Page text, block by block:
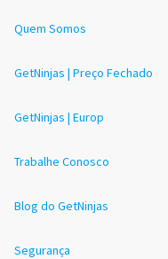
Quem Somos
GetNinjas | Preço Fechado
GetNinjas | Europ
Trabalhe Conosco
Blog do GetNinjas
Segurança